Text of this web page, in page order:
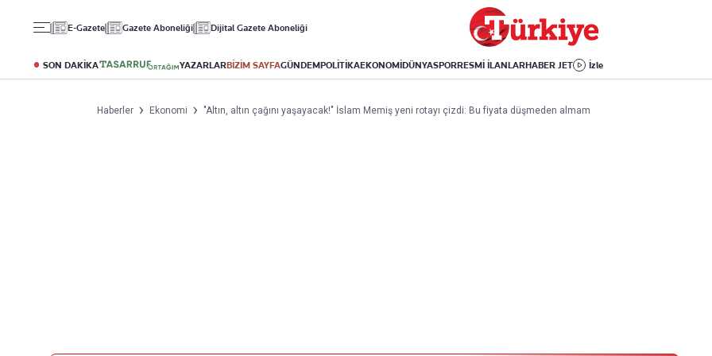
E-Gazete Gazete Aboneliği Dijital Gazete Aboneliği
SON DAKİKA YAZARLARBİZİM SAYFAGÜNDEMPOLİTİKAEKONOMİDÜNYASPORRESMİ İLANLARHABER JET İzle
Altın
Döviz
Kripto Para
Puan Durumu
Fikstür
Avrupa Ligi
Avrupa
Amerika
İsrail-Gazze
Yaşam
Sağlık
Yemek
Aktüel
Kitap
Haberler Ekonomi "Altın, altın çağını yaşayacak!" İslam Memiş yeni rotayı çizdi: Bu fiyata düşmeden almam